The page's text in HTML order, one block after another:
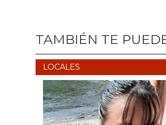
TAMBIÉN TE
LOCALES